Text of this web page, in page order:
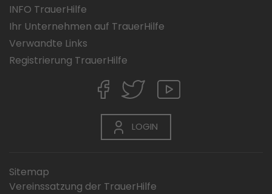
INFO TrauerHilfe
Ihr Unternehmen auf TrauerHilfe
Verwandte Links
Registrierung TrauerHilfe
LOGIN
Sitemap
Vereinssatzung der TrauerHilfe